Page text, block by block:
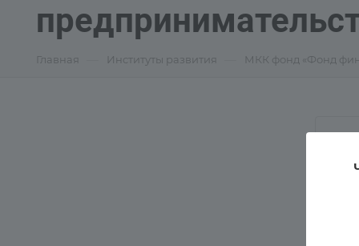
Главная Институты развития МКК фонд «Фонд